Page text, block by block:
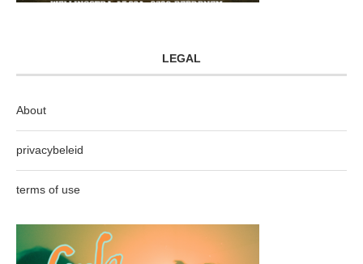
LEGAL
About
privacybeleid
terms of use